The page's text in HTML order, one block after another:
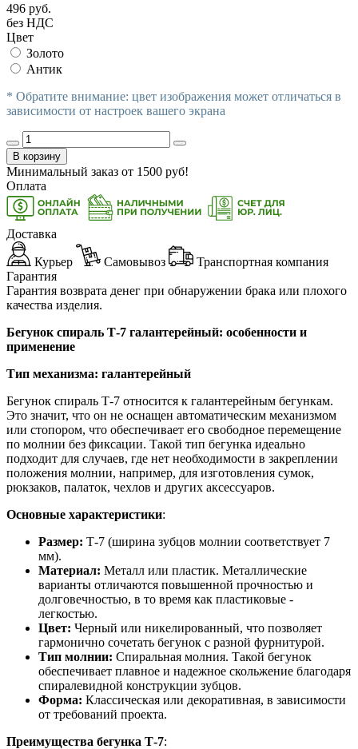
496 руб.
без НДС
Цвет
Золото
Антик
* Обратите внимание: цвет изображения может отличаться в
зависимости от настроек вашего экрана
В корзину
Минимальный заказ от 1500 руб!
Оплата
Доставка
Курьер Самовывоз
Транспортная компания
Гарантия
Гарантия возврата денег при обнаружении брака или плохого
качества изделия.
Бегунок спираль Т-7 галантерейный: особенности и
применение
Тип механизма: галантерейный
Бегунок спираль Т-7 относится к галантерейным бегункам.
Это значит, что он не оснащен автоматическим механизмом
или стопором, что обеспечивает его свободное перемещение
по молнии без фиксации. Такой тип бегунка идеально
подходит для случаев, где нет необходимости в закреплении
положения молнии, например, для изготовления сумок,
рюкзаков, палаток, чехлов и других аксессуаров.
Основные характеристики:
Размер: Т-7 (ширина зубцов молнии соответствует 7
мм).
Материал: Металл или пластик. Металлические
варианты отличаются повышенной прочностью и
долговечностью, в то время как пластиковые -
легкостью.
Цвет: Черный или никелированный, что позволяет
гармонично сочетать бегунок с разной фурнитурой.
Тип молнии: Спиральная молния. Такой бегунок
обеспечивает плавное и надежное скольжение благодаря
спиралевидной конструкции зубцов.
Форма: Классическая или декоративная, в зависимости
от требований проекта.
Преимущества бегунка Т-7: